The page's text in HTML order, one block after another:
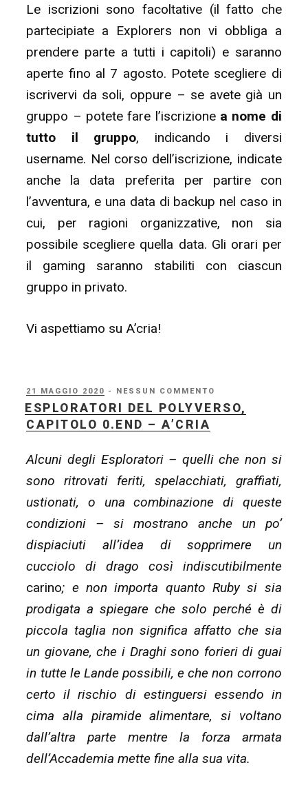
Le iscrizioni sono facoltative (il fatto che
partecipiate a Explorers non vi obbliga a
prendere parte a tutti i capitoli) e saranno
aperte fino al 7 agosto. Potete scegliere di
iscrivervi da soli, oppure – se avete già un
gruppo – potete fare l’iscrizione a nome di
tutto il gruppo, indicando i diversi
username. Nel corso dell’iscrizione, indicate
anche la data preferita per partire con
l’avventura, e una data di backup nel caso in
cui, per ragioni organizzative, non sia
possibile scegliere quella data. Gli orari per
il gaming saranno stabiliti con ciascun
gruppo in privato.
Vi aspettiamo su A’cria!
PUBBLICATO
IL
21 MAGGIO 2020 - NESSUN COMMENTO
ESPLORATORI DEL POLYVERSO,
CAPITOLO 0.END – A’CRIA
Alcuni degli Esploratori – quelli che non si
sono ritrovati feriti, spelacchiati, graffiati,
ustionati, o una combinazione di queste
condizioni – si mostrano anche un po’
dispiaciuti all’idea di sopprimere un
cucciolo di drago così indiscutibilmente
carino; e non importa quanto Ruby si sia
prodigata a spiegare che solo perché è di
piccola taglia non significa affatto che sia
un giovane, che i Draghi sono forieri di guai
in tutte le Lande possibili, e che non corrono
certo il rischio di estinguersi essendo in
cima alla piramide alimentare, si voltano
dall’altra parte mentre la forza armata
dell’Accademia mette fine alla sua vita.